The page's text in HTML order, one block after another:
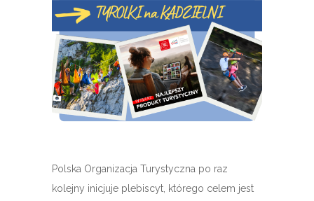
Polska Organizacja Turystyczna po raz
kolejny inicjuje plebiscyt, którego celem jest